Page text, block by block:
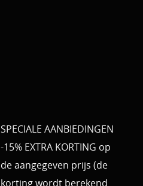
SPECIALE AANBIEDINGEN
-15% EXTRA KORTING op
de aangegeven prijs (de
korting wordt berekend